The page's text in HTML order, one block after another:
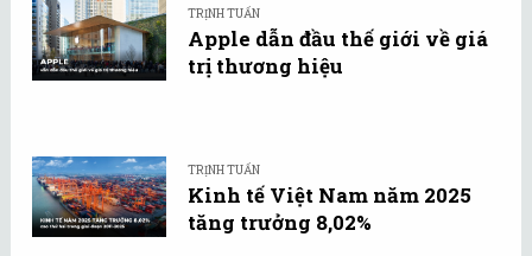
TRỊNH TUẤN
Apple dẫn đầu thế giới về giá
trị thương hiệu
TRỊNH TUẤN
Kinh tế Việt Nam năm 2025
tăng trưởng 8,02%